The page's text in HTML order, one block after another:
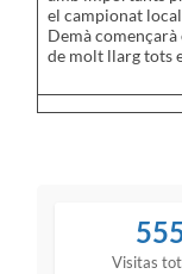
el campionat
Demà
de molt llarg tots
Visitas